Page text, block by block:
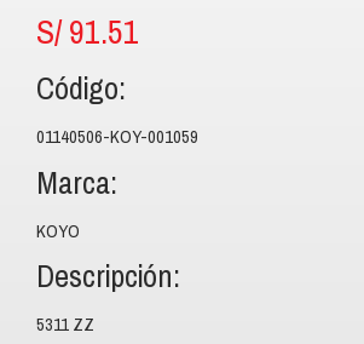
S/91.51
Código:
01140506-KOY-001059
Marca:
KOYO
Descripción:
5311 ZZ